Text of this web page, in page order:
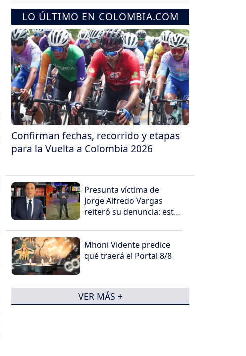
LO ÚLTIMO EN COLOMBIA.COM
Confirman fechas, recorrido y etapas
para la Vuelta a Colombia 2026
Presunta víctima de
Jorge Alfredo Vargas
reiteró su denuncia: esto
Mhoni Vidente predice
qué traerá el Portal 8/8
VER MÁS +